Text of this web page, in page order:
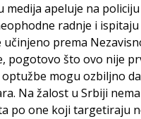
medija apeluje na
radnje i
prema
pogotovo što ovo nije
mogu ozbiljno
Na žalost u Srbiji nema
po one koji targetiraju